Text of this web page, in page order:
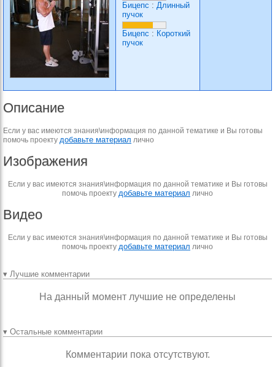
Бицепс : Длинный
пучок
Бицепс : Короткий
пучок
Описание
Если у вас имеются знания\информация по данной тематике и Вы готовы
помочь проекту добавьте материал лично
Изображения
Если у вас имеются знания\информация по данной тематике и Вы готовы
помочь проекту добавьте материал лично
Видео
Если у вас имеются знания\информация по данной тематике и Вы готовы
помочь проекту добавьте материал лично
▾ Лучшие комментарии
На данный момент лучшие не определены
▾ Остальные комментарии
Комментарии пока отсутствуют.